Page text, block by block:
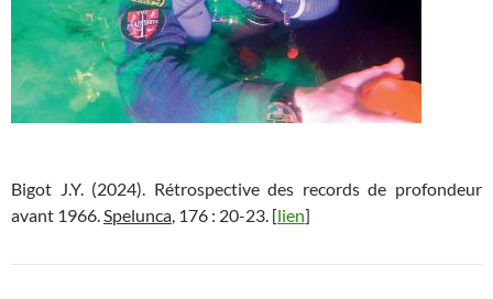
Bigot J.Y. (2024). Rétrospective des records de profondeur
avant 1966.Spelunca, 176 : 20-23. [lien]